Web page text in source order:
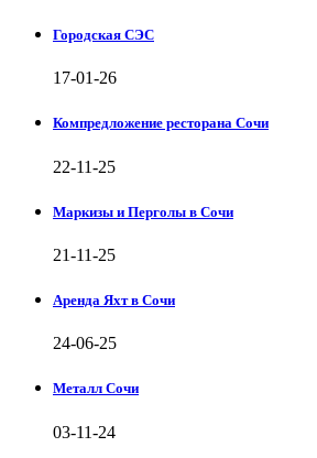
Городская СЭС
17-01-26
Компредложение ресторана Сочи
22-11-25
Маркизы и Перголы в Сочи
21-11-25
Аренда Яхт в Сочи
24-06-25
Металл Сочи
03-11-24